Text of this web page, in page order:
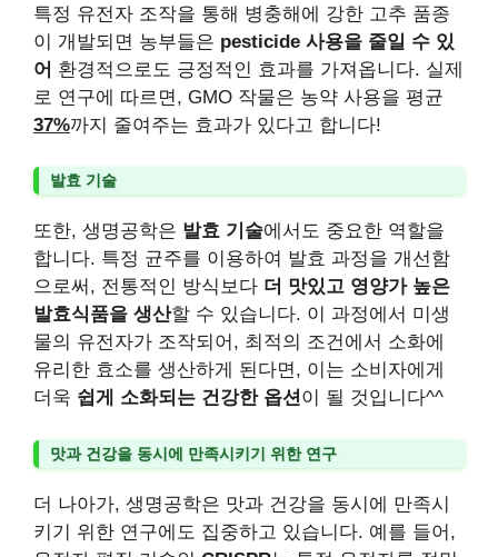
특정 유전자 조작을 통해 병충해에 강한 고추 품종
이 개발되면 농부들은 pesticide 사용을 줄일 수 있
어 환경적으로도 긍정적인 효과를 가져옵니다. 실제
로 연구에 따르면, GMO 작물은 농약 사용을 평균
37%까지 줄여주는 효과가 있다고 합니다!
발효 기술
또한, 생명공학은 발효 기술에서도 중요한 역할을
합니다. 특정 균주를 이용하여 발효 과정을 개선함
으로써, 전통적인 방식보다 더 맛있고 영양가 높은
발효식품을 생산할 수 있습니다. 이 과정에서 미생
물의 유전자가 조작되어, 최적의 조건에서 소화에
유리한 효소를 생산하게 된다면, 이는 소비자에게
더욱 쉽게 소화되는 건강한 옵션이 될 것입니다^^
맛과 건강을 동시에 만족시키기 위한 연구
더 나아가, 생명공학은 맛과 건강을 동시에 만족시
키기 위한 연구에도 집중하고 있습니다. 예를 들어,